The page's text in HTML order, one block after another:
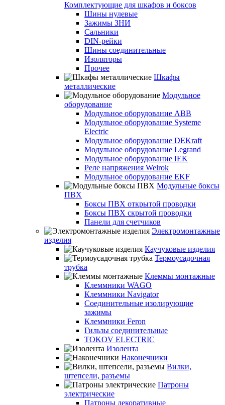
Комплектующие для шкафов и боксов
Шины нулевые
Зажимы ЗНИ
Сальники
DIN-рейки
Шины соединительные
Изоляторы
Прочее
Шкафы
металлические
Модульное
оборудование
Модульное оборудование ABB
Модульное оборудование Systeme
Electric
Модульное оборудование DEKraft
Модульное оборудование Legrand
Модульное оборудование IEK
Реле напряжения Welrok
Модульное оборудование EKF
Модульные боксы
ПВХ
Боксы ПВХ открытой проводки
Боксы ПВХ скрытой проводки
Панели для счетчиков
Электромонтажные
изделия
Каучуковые изделия
Термоусадочная
трубка
Клеммы монтажные
Клеммники WAGO
Клеммники Navigator
Соединительные изолирующие
зажимы
Клеммники Feron
Гильзы соединительные
TOKOV ELECTRIC
Изолента
Наконечники
Вилки,
штепсели, разъемы
Патроны
электрические
Патроны декоративные